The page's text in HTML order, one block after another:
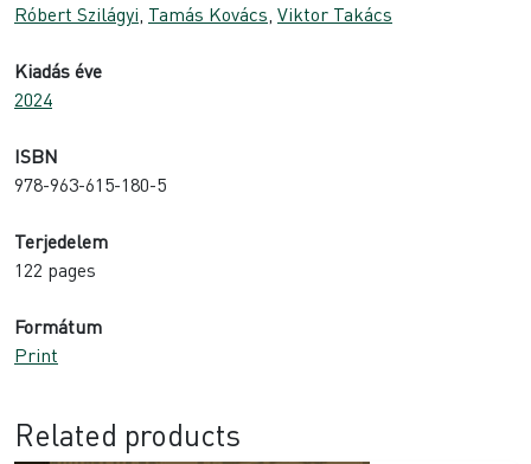
Róbert Szilágyi, Tamás Kovács, Viktor Takács
Kiadás éve
2024
ISBN
978-963-615-180-5
Terjedelem
122 pages
Formátum
Print
Related products